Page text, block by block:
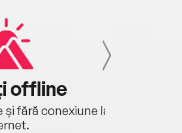
offline
fără conexiune la